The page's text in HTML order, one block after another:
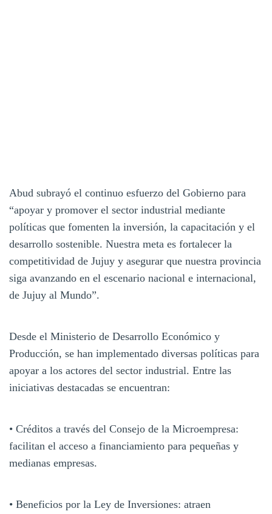
Abud subrayó el continuo esfuerzo del Gobierno para
“apoyar y promover el sector industrial mediante
políticas que fomenten la inversión, la capacitación y el
desarrollo sostenible. Nuestra meta es fortalecer la
competitividad de Jujuy y asegurar que nuestra provincia
siga avanzando en el escenario nacional e internacional,
de Jujuy al Mundo”.
Desde el Ministerio de Desarrollo Económico y
Producción, se han implementado diversas políticas para
apoyar a los actores del sector industrial. Entre las
iniciativas destacadas se encuentran:
• Créditos a través del Consejo de la Microempresa:
facilitan el acceso a financiamiento para pequeñas y
medianas empresas.
• Beneficios por la Ley de Inversiones: atraen